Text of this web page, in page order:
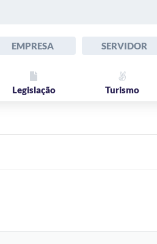
EMPRESA SERVIDOR
Legislação Turismo